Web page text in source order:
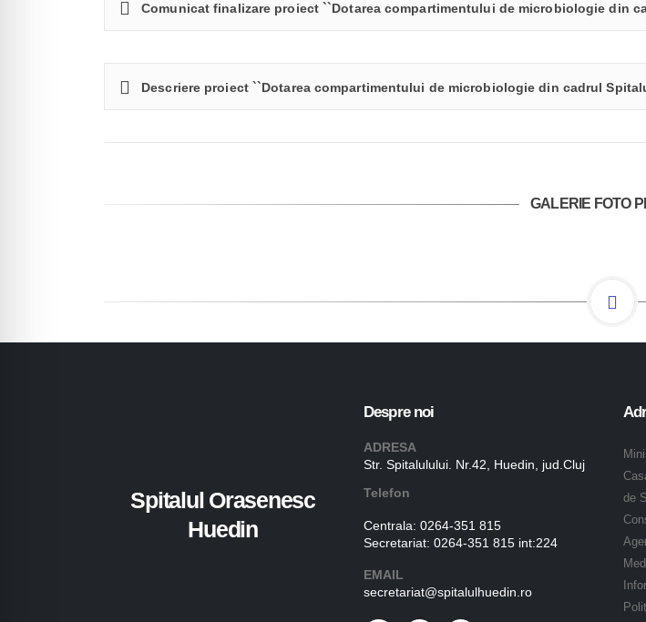
Comunicat finalizare proiect ``Dotarea compartimentului de microbiologie din
Descriere proiect ``Dotarea compartimentului de microbiologie din cadrul
GALERIE FOTO
Spitalul Orasenesc
Huedin
Despre noi
ADRESA
Str. Spitalulului. Nr.42, Huedin, jud.Cluj
Telefon
Centrala: 0264-351 815
Secretariat: 0264-351 815 int:224
EMAIL
secretariat@spitalulhuedin.ro
de